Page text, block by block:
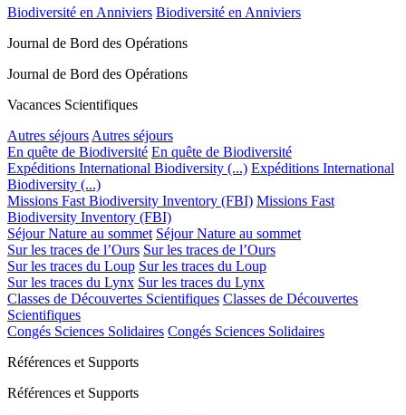
Biodiversité en Anniviers Biodiversité en Anniviers
Journal de Bord des Opérations
Journal de Bord des Opérations
Vacances Scientifiques
Autres séjours Autres séjours
En quête de Biodiversité En quête de Biodiversité
Expéditions International Biodiversity (...) Expéditions International
Biodiversity (...)
Missions Fast Biodiversity Inventory (FBI) Missions Fast
Biodiversity Inventory (FBI)
Séjour Nature au sommet Séjour Nature au sommet
Sur les traces de l’Ours Sur les traces de l’Ours
Sur les traces du Loup Sur les traces du Loup
Sur les traces du Lynx Sur les traces du Lynx
Classes de Découvertes Scientifiques Classes de Découvertes
Scientifiques
Congés Sciences Solidaires Congés Sciences Solidaires
Références et Supports
Références et Supports